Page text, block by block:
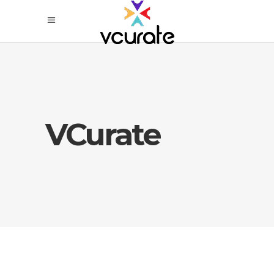
VCurate